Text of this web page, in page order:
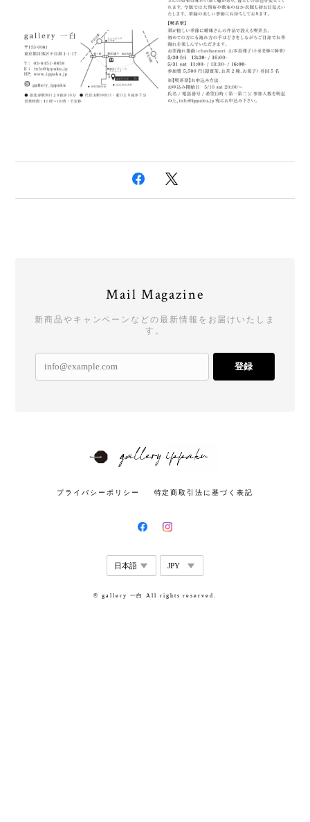
Mail Magazine
新商品やキャンペーンなどの最新情報をお届けいたしま
す。
登録
プライバシーポリシー 特定商取引法に基づく表記
© gallery 一白 All rights reserved.